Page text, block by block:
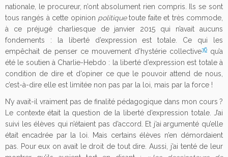
nationale, le procureur, n’ont absolument rien compris. Ils se sont
tous rangés à cette opinion politiquetoute faite et très commode,
à ce préjugé charliesque de janvier 2015 qui n’avait aucuns
fondements : la liberté d’expression est totale. Ce qui les
empêchait de penser ce mouvement d’hystérie collective36 qu’a
été le soutien à Charlie-Hebdo : la liberté d’expression est totale à
condition de dire et d’opiner ce que le pouvoir attend de nous,
c’est-à-dire elle est limitée non pas par la loi, mais par la force !
N’y avait-il vraiment pas de finalité pédagogique dans mon cours ?
Le contexte était la question de la liberté d’expression totale. J’ai
suivi les élèves qui n’étaient pas d’accord. Et j’ai argumenté qu’elle
était encadrée par la loi. Mais certains élèves n’en démordaient
pas. Pour eux on avait le droit de tout dire. Aussi, j’ai tenté de leur